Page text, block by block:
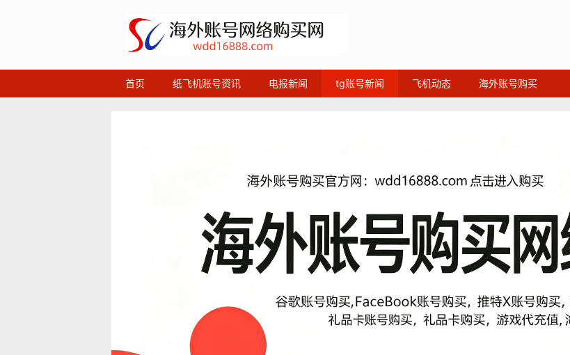
首页 纸飞机账号资讯 电报新闻 tg账号新闻 飞机动态 海外账号购买